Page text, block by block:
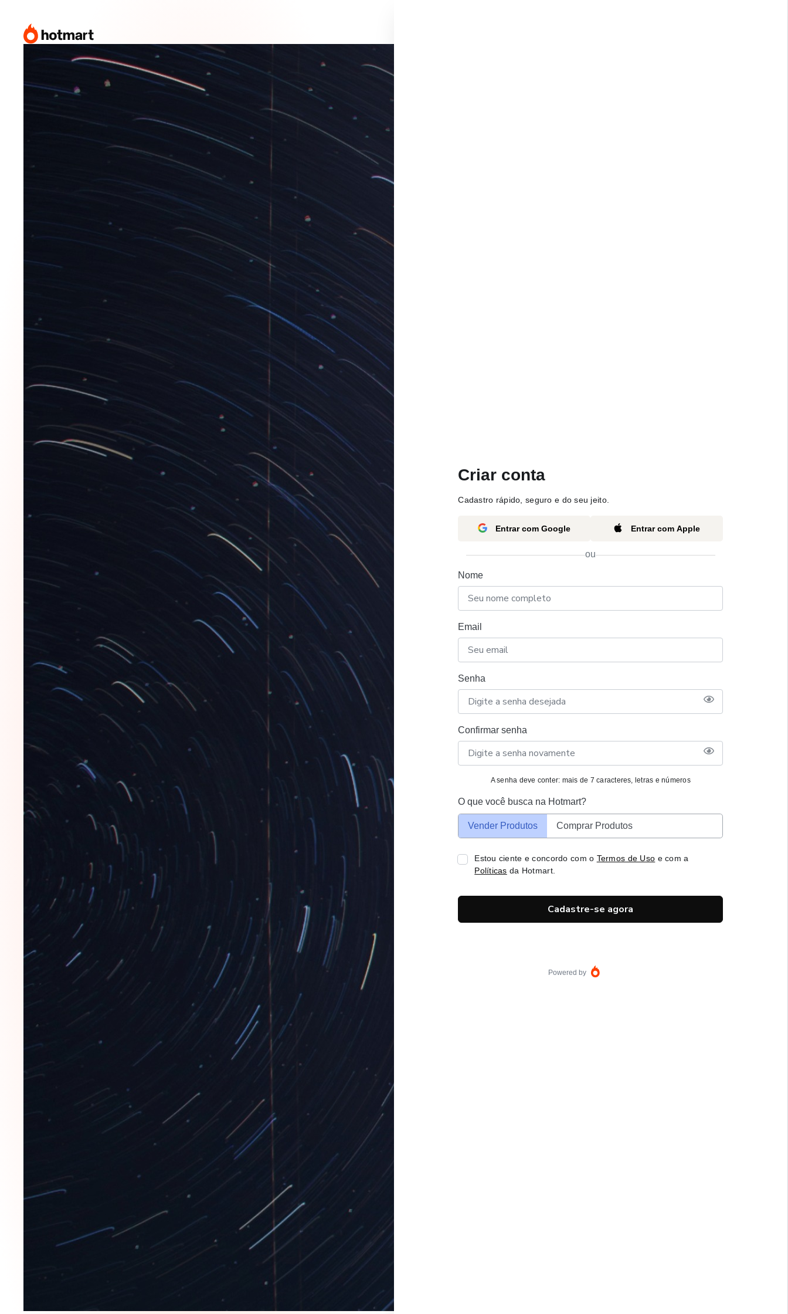
Criar conta
Cadastro rápido, seguro e do seu jeito.
Entrar com Google Entrar com Apple
ou
Nome
Email
Senha
Confirmar senha
A senha deve conter: mais de 7 caracteres, letras e números
O que você busca na Hotmart?
Vender Produtos Comprar Produtos
Estou ciente e concordo com o Termos de Uso e com a
Políticas da Hotmart.
Cadastre-se agora
Powered by